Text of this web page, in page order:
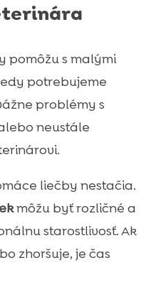
pomôžu s malými
potrebujeme
problémy s
neustále
liečby nestačia.
môžu byť rozličné a
starostlivosť. Ak
zhoršuje, je čas